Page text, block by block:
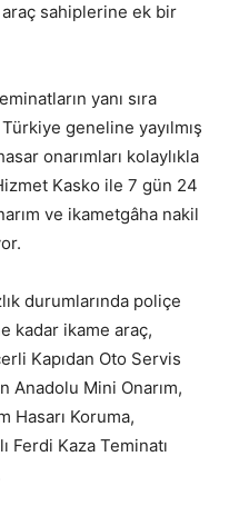
sahiplerine ek bir
yanı sıra
geneline yayılmış
onarımları kolaylıkla
Kasko ile 7 gün 24
ve ikametgâha nakil
durumlarında poliçe
kadar ikame araç,
Kapıdan Oto Servis
Anadolu Mini Onarım,
Hasarı Koruma,
Ferdi Kaza Teminatı